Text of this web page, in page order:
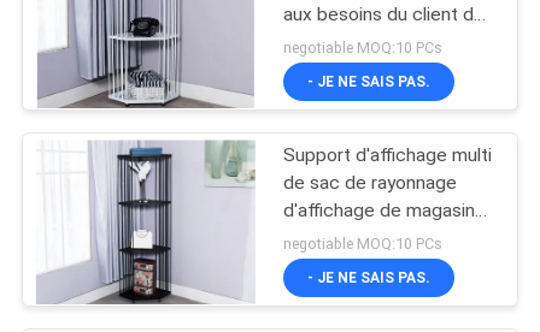
PLAN
DU
SITE
PRIVACY
POLICY
Support d'affichage
de sports
10
aux besoins du client de
support d'affichage de
sac de rayonnage
d'affichage
negotiable MOQ:10 PCs
- JE NE SAIS PAS.
Support d'affichage multi
de sac de rayonnage
d'affichage de magasin
de fonction 4 couches
de logo adapté aux
besoins du client
negotiable MOQ:10 PCs
- JE NE SAIS PAS.